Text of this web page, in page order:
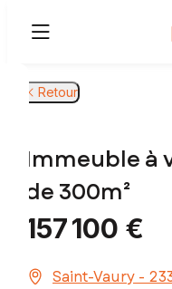
Retour
Immeuble à
de 300m²
157 100 €
Saint-Vaury -